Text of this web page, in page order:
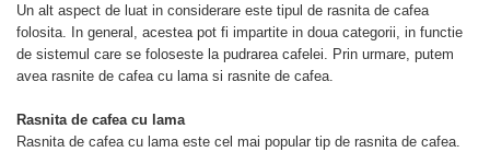
Un alt aspect de luat in considerare este tipul de rasnita de cafea
folosita. In general, acestea pot fi impartite in doua categorii, in functie
de sistemul care se foloseste la pudrarea cafelei. Prin urmare, putem
avea rasnite de cafea cu lama si rasnite de cafea.
Rasnita de cafea cu lama
Rasnita de cafea cu lama este cel mai popular tip de rasnita de cafea.